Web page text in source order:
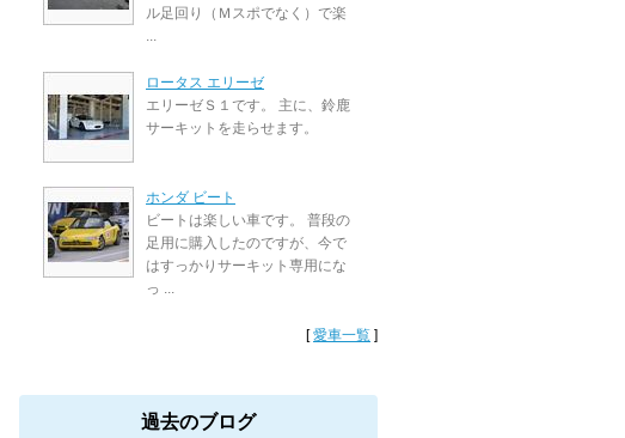
ル足回り（Ｍスポでなく）で楽
...
ロータス エリーゼ
エリーゼＳ１です。 主に、鈴鹿
サーキットを走らせます。
ホンダ ビート
ビートは楽しい車です。 普段の
足用に購入したのですが、今で
はすっかりサーキット専用にな
っ ...
[愛車一覧 ]
過去のブログ